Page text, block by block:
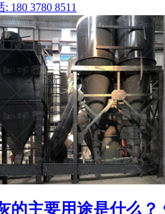
180 3780 8511
的主要用途是什么？